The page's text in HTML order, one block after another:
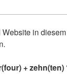
in
+ zehn(ten)